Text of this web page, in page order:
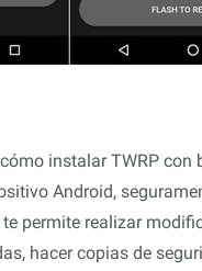
instalar TWRP con
Android,
permite realizar
hacer copias de